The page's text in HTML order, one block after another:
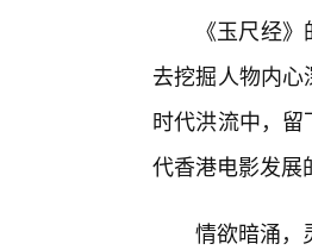
《玉尺经
去挖掘人物内
时代洪流中，
代香港电影发展
情欲暗涌，